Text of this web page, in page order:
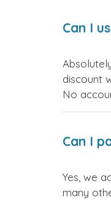
Can I
discount
No
Can I
Yes, we
many